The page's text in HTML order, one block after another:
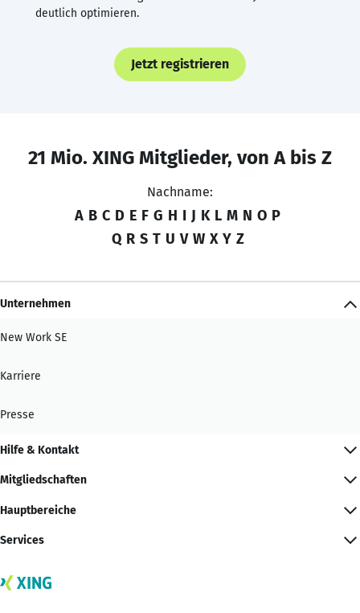
deutlich optimieren.
Jetzt registrieren
21 Mio. XING Mitglieder, von A bis Z
Nachname:
A B C D E F G H I J K L M N O P
Q R S T U V W X Y Z
Unternehmen
New Work SE
Karriere
Presse
Hilfe & Kontakt
Mitgliedschaften
Hauptbereiche
Services